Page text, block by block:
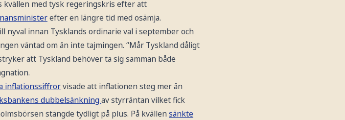
kvällen med tysk regeringskris efter att
efter en längre tid med osämja.
innan Tysklands ordinarie val i september och
väntad om än inte tajmingen. “Mår Tyskland dåligt
att Tyskland behöver ta sig samman både
inflationssiffrorvisade att inflationen steg mer än
dubbelsänkningav styrräntan vilket fick
stängde tydligt på plus. På kvällen sänkte